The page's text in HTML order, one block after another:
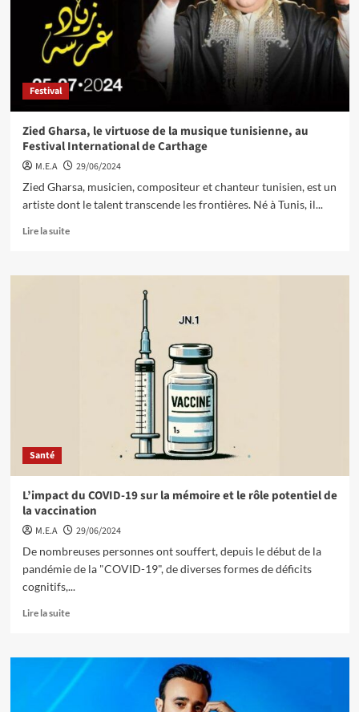
Festival
Zied Gharsa, le virtuose de la musique tunisienne, au
Festival International de Carthage
M.E.A
29/06/2024
Zied Gharsa, musicien, compositeur et chanteur tunisien, est un
artiste dont le talent transcende les frontières. Né à Tunis, il...
Lire la suite
Santé
L’impact du COVID-19 sur la mémoire et le rôle potentiel de
la vaccination
M.E.A
29/06/2024
De nombreuses personnes ont souffert, depuis le début de la
pandémie de la "COVID-19", de diverses formes de déficits
cognitifs,...
Lire la suite